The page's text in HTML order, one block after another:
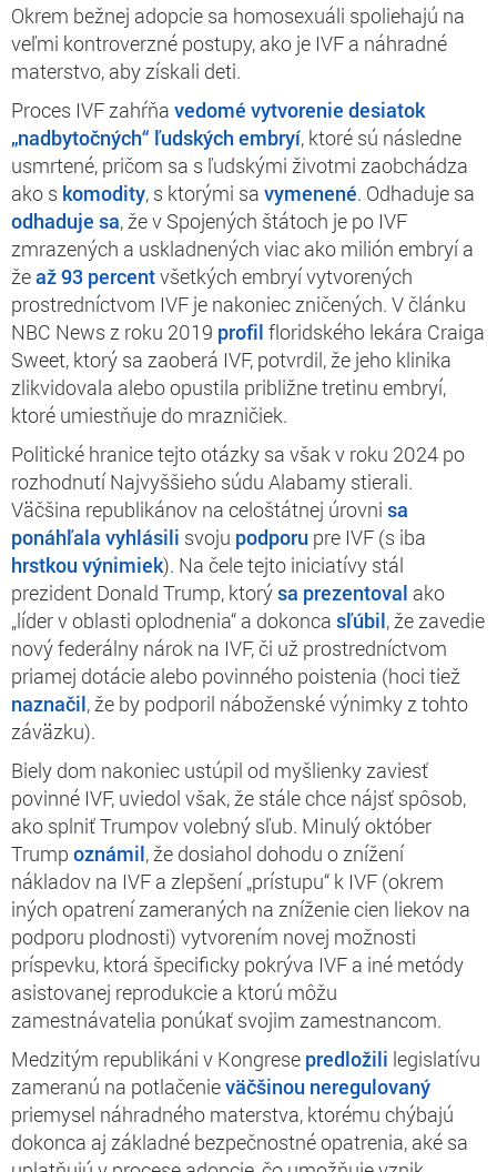
Okrem bežnej adopcie sa homosexuáli spoliehajú na
veľmi kontroverzné postupy, ako je IVF a náhradné
materstvo, aby získali deti.
Proces IVF zahŕňa vedomé vytvorenie desiatok
„nadbytočných“ ľudských embryí, ktoré sú následne
usmrtené, pričom sa s ľudskými životmi zaobchádza
ako s komodity, s ktorými sa vymenené. Odhaduje sa
odhaduje sa, že v Spojených štátoch je po IVF
zmrazených a uskladnených viac ako milión embryí a
žeaž 93 percentvšetkých embryí vytvorených
prostredníctvom IVF je nakoniec zničených. V článku
NBC News z roku 2019 profil floridského lekára Craiga
Sweet, ktorý sa zaoberá IVF, potvrdil, že jeho klinika
zlikvidovala alebo opustila približne tretinu embryí,
ktoré umiestňuje do mrazničiek.
Politické hranice tejto otázky sa však v roku 2024 po
rozhodnutí Najvyššieho súdu Alabamy stierali.
Väčšina republikánov na celoštátnej úrovni sa
ponáhľala vyhlásili svoju podporu pre IVF (s iba
hrstkou výnimiek). Na čele tejto iniciatívy stál
prezident Donald Trump, ktorýsa prezentoval ako
„líder v oblasti oplodnenia“ a dokonca sľúbil, že zavedie
nový federálny nárok na IVF, či už prostredníctvom
priamej dotácie alebo povinného poistenia (hoci tiež
naznačil, že by podporil náboženské výnimky z tohto
záväzku).
Biely dom nakoniec ustúpil od myšlienky zaviesť
povinné IVF, uviedol však, že stále chce nájsť spôsob,
ako splniť Trumpov volebný sľub. Minulý október
Trump oznámil, že dosiahol dohodu o znížení
nákladov na IVF a zlepšení „prístupu“ k IVF (okrem
iných opatrení zameraných na zníženie cien liekov na
podporu plodnosti) vytvorením novej možnosti
príspevku, ktorá špecificky pokrýva IVF a iné metódy
asistovanej reprodukcie a ktorú môžu
zamestnávatelia ponúkať svojim zamestnancom.
Medzitým republikáni v Kongrese predložili legislatívu
zameranú na potlačenieväčšinou neregulovaný
priemysel náhradného materstva, ktorému chýbajú
dokonca aj základné bezpečnostné opatrenia, aké sa